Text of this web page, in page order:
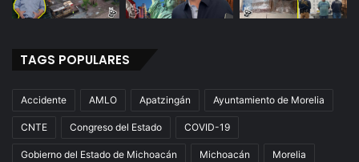
TAGS POPULARES
Accidente AMLO Apatzingán Ayuntamiento de Morelia
CNTE Congreso del Estado COVID-19
Gobierno del Estado de Michoacán Michoacán Morelia